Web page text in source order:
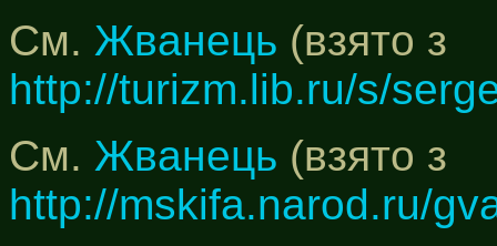
См. Жванець (взято з
http://turizm.lib.ru/s/
См. Жванець (взято з
http://mskifa.narod.ru/